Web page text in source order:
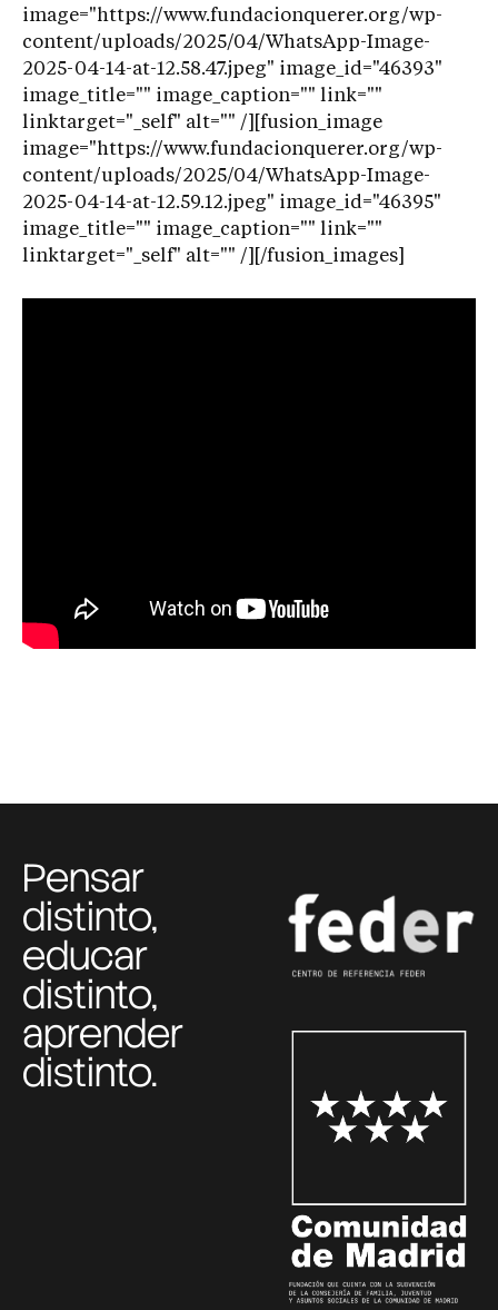
image="https://www.fundacionquerer.org/wp-
content/uploads/2025/04/WhatsApp-Image-
2025-04-14-at-12.58.47.jpeg" image_id="46393"
image_title="" image_caption="" link=""
linktarget="_self" alt="" /][fusion_image
image="https://www.fundacionquerer.org/wp-
content/uploads/2025/04/WhatsApp-Image-
2025-04-14-at-12.59.12.jpeg" image_id="46395"
image_title="" image_caption="" link=""
linktarget="_self" alt="" /][/fusion_images]
Pensar
distinto,
educar
distinto,
aprender
distinto.